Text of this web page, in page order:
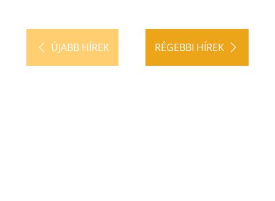
ÚJABB HÍREK RÉGEBBI HÍREK